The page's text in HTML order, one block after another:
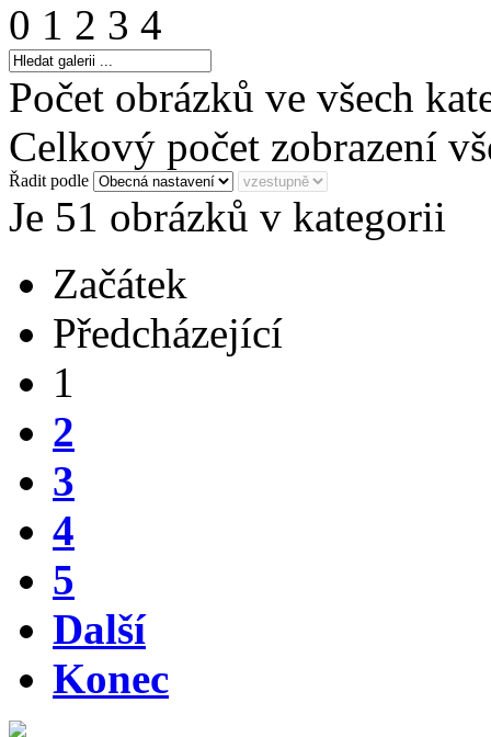
0 1 2 3 4
Počet obrázků ve všech
Celkový počet zobrazení
Řadit podle
Je 51 obrázků v kategorii
Začátek
Předcházející
1
2
3
4
5
Další
Konec